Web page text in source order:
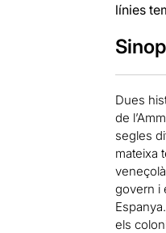
línies
Dues
de
segles
mateixa
govern i
els